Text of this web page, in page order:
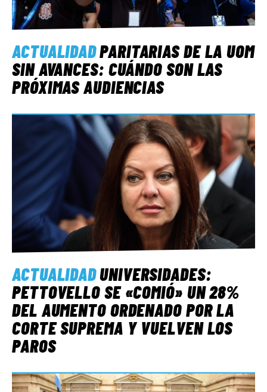
ACTUALIDADPARITARIAS DE LA UOM
SIN AVANCES: CUÁNDO SON LAS
PRÓXIMAS AUDIENCIAS
ACTUALIDADUNIVERSIDADES:
PETTOVELLO SE «COMIÓ» UN 28%
DEL AUMENTO ORDENADO POR LA
CORTE SUPREMA Y VUELVEN LOS
PAROS